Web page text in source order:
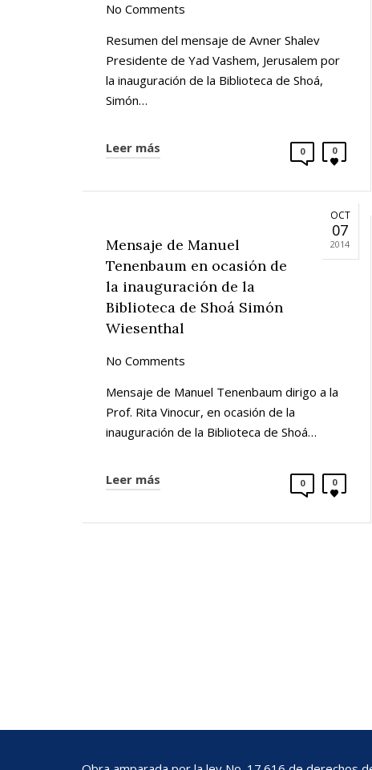
No Comments
Resumen del mensaje de Avner Shalev
Presidente de Yad Vashem, Jerusalem por
la inauguración de la Biblioteca de Shoá,
Simón…
Leer más 0 0
OCT
07
2014
Mensaje de Manuel
Tenenbaum en ocasión de
la inauguración de la
Biblioteca de Shoá Simón
Wiesenthal
No Comments
Mensaje de Manuel Tenenbaum dirigo a la
Prof. Rita Vinocur, en ocasión de la
inauguración de la Biblioteca de Shoá…
Leer más 0 0